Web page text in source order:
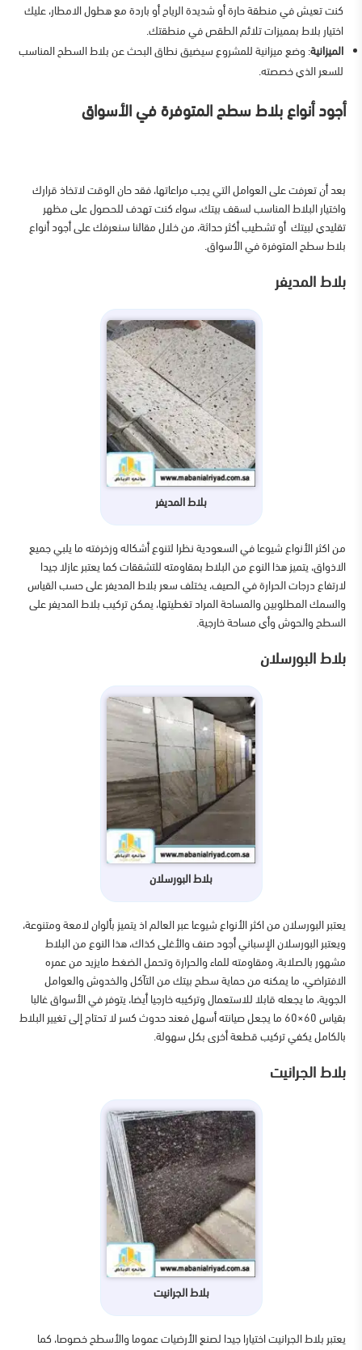
كنت تعيش في منطقة حارة أو شديدة الرياح أو باردة مع هطول الامطار، عليك
اختيار بلاط بمميزات تلائم الطقص في منطقتك.
الميزانية: وضع ميزانية للمشروع سيضيق نطاق البحث عن بلاط السطح المناسب
للسعر الذي خصصته.
أجود أنواع بلاط سطح المتوفرة في الأسواق
بعد أن تعرفت على العوامل التي يجب مراعاتها، فقد حان الوقت لاتخاذ قرارك
واختيار البلاط المناسب لسقف بيتك، سواء كنت تهدف للحصول على مظهر
تقليدي لبيتك أو تشطيب أكثر حداثة، من خلال مقالنا سنعرفك على أجود أنواع
بلاط سطح المتوفرة في الأسواق.
بلاط المديفر
بلاط المديفر
من اكثر الأنواع شيوعا في السعودية نظرا لتنوع أشكاله وزخرفته ما يلبي جميع
الاذواق، يتميز هذا النوع من البلاط بمقاومته للتشققات كما يعتبر عازلا جيدا
لارتفاع درجات الحرارة في الصيف، يختلف سعر بلاط المديفر على حسب القياس
والسمك المطلوبين والمساحة المراد تغطيتها، يمكن تركيب بلاط المديفر على
السطح والحوش وأي مساحة خارجية.
بلاط البورسلان
بلاط البورسلان
يعتبر البورسلان من اكثر الأنواع شيوعا عبر العالم اذ يتميز بألوان لامعة ومتنوعة،
ويعتبر البورسلان الإسباني أجود صنف والأغلى كذاك، هذا النوع من البلاط
مشهور بالصلابة، ومقاومته للماء والحرارة وتحمل الضغط مايزيد من عمره
الافتراضي، ما يمكنه من حماية سطح بيتك من التآكل والخدوش والعوامل
الجوية، ما يجعله قابلا للاستعمال وتركيبه خارجيا أيضا، يتوفر في الأسواق غالبا
بقياس 60×60 ما يجعل صيانته أسهل فعند حدوث كسر لا تحتاج إلى تغيير البلاط
بالكامل يكفي تركيب قطعة أخرى بكل سهولة.
بلاط الجرانيت
بلاط الجرانيت
يعتبر بلاط الجرانيت اختيارا جيدا لصنع الأرضيات عموما والأسطح خصوصا، كما